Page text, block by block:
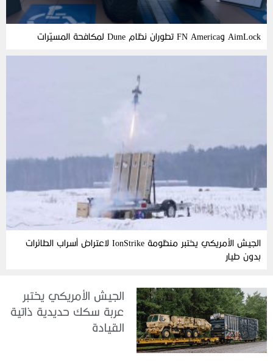
AimLock وFN America تطوران نظام Dune لمكافحة المسيّرات
الجيش الأمريكي يختبر منظومة IonStrike لاعتراض أسراب الطائرات
بدون طيار
الجيش الأمريكي يختبر
عربة سكك حديدية ذاتية
القيادة